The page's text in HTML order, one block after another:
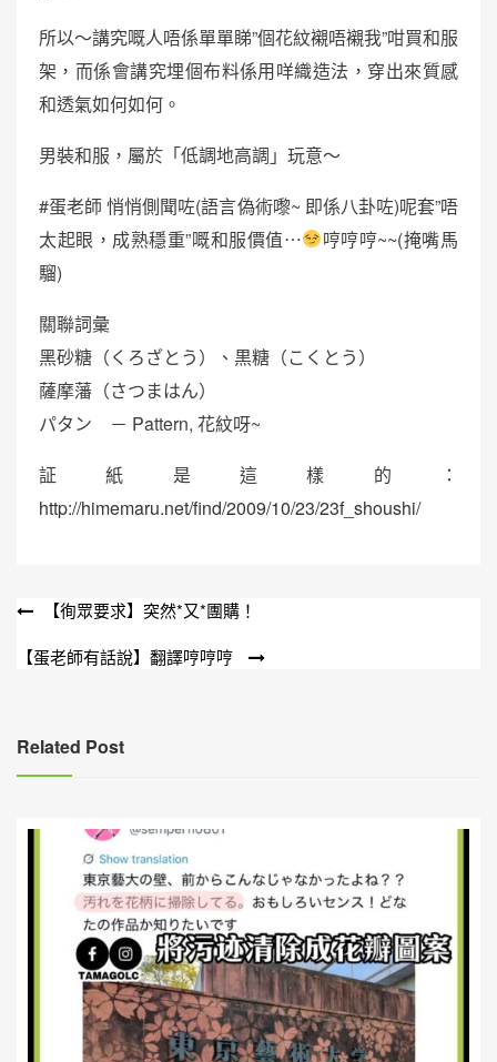
所以～講究嘅人唔係單單睇”個花紋襯唔襯我”咁買和服
架，而係會講究埋個布料係用咩織造法，穿出來質感
和透氣如何如何。
男裝和服，屬於「低調地高調」玩意～
#蛋老師 悄悄側聞咗(語言偽術嚟~ 即係八卦咗)呢套”唔
太起眼，成熟穩重”嘅和服價值⋯
哼哼哼~~(掩嘴馬
騮)
關聯詞彙
黑砂糖（くろざとう）、黒糖（こくとう）
薩摩藩（さつまはん）
パタン － Pattern, 花紋呀~
証紙是這樣的：
http://himemaru.net/find/2009/10/23/23f_shoushi/
文
章
【徇眾要求】突然*又*團購！
【蛋老師有話說】翻譯哼哼哼
Related Post